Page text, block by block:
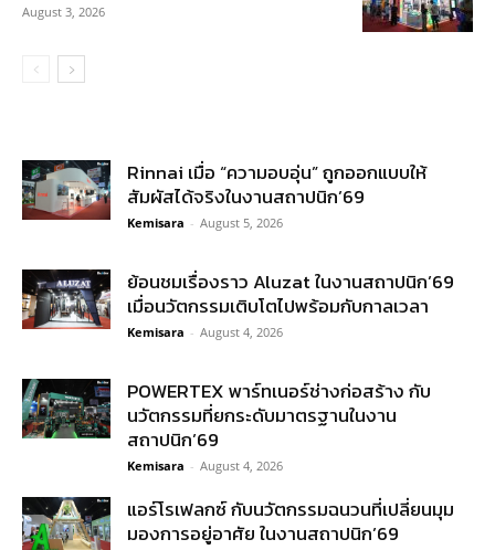
August 3, 2026
Rinnai เมื่อ “ความอบอุ่น” ถูกออกแบบให้
สัมผัสได้จริงในงานสถาปนิก’69
Kemisara - August 5, 2026
ย้อนชมเรื่องราว Aluzat ในงานสถาปนิก’69
เมื่อนวัตกรรมเติบโตไปพร้อมกับกาลเวลา
Kemisara - August 4, 2026
POWERTEX พาร์ทเนอร์ช่างก่อสร้าง กับ
นวัตกรรมที่ยกระดับมาตรฐานในงาน
สถาปนิก’69
Kemisara - August 4, 2026
แอร์โรเฟลกซ์ กับนวัตกรรมฉนวนที่เปลี่ยนมุม
มองการอยู่อาศัย ในงานสถาปนิก’69